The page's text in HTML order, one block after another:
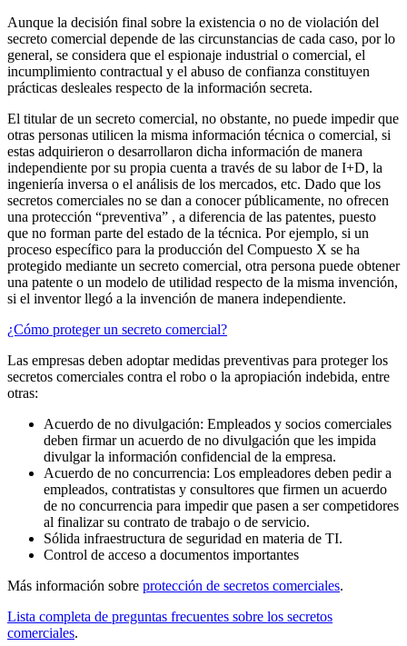
Aunque la decisión final sobre la existencia o no de violación del
secreto comercial depende de las circunstancias de cada caso, por lo
general, se considera que el espionaje industrial o comercial, el
incumplimiento contractual y el abuso de confianza constituyen
prácticas desleales respecto de la información secreta.
El titular de un secreto comercial, no obstante, no puede impedir que
otras personas utilicen la misma información técnica o comercial, si
estas adquirieron o desarrollaron dicha información de manera
independiente por su propia cuenta a través de su labor de I+D, la
ingeniería inversa o el análisis de los mercados, etc. Dado que los
secretos comerciales no se dan a conocer públicamente, no ofrecen
una protección “preventiva” , a diferencia de las patentes, puesto
que no forman parte del estado de la técnica. Por ejemplo, si un
proceso específico para la producción del Compuesto X se ha
protegido mediante un secreto comercial, otra persona puede obtener
una patente o un modelo de utilidad respecto de la misma invención,
si el inventor llegó a la invención de manera independiente.
¿Cómo proteger un secreto comercial?
Las empresas deben adoptar medidas preventivas para proteger los
secretos comerciales contra el robo o la apropiación indebida, entre
otras:
Acuerdo de no divulgación: Empleados y socios comerciales
deben firmar un acuerdo de no divulgación que les impida
divulgar la información confidencial de la empresa.
Acuerdo de no concurrencia: Los empleadores deben pedir a
empleados, contratistas y consultores que firmen un acuerdo
de no concurrencia para impedir que pasen a ser competidores
al finalizar su contrato de trabajo o de servicio.
Sólida infraestructura de seguridad en materia de TI.
Control de acceso a documentos importantes
Más información sobre protección de secretos comerciales.
Lista completa de preguntas frecuentes sobre los secretos
comerciales.